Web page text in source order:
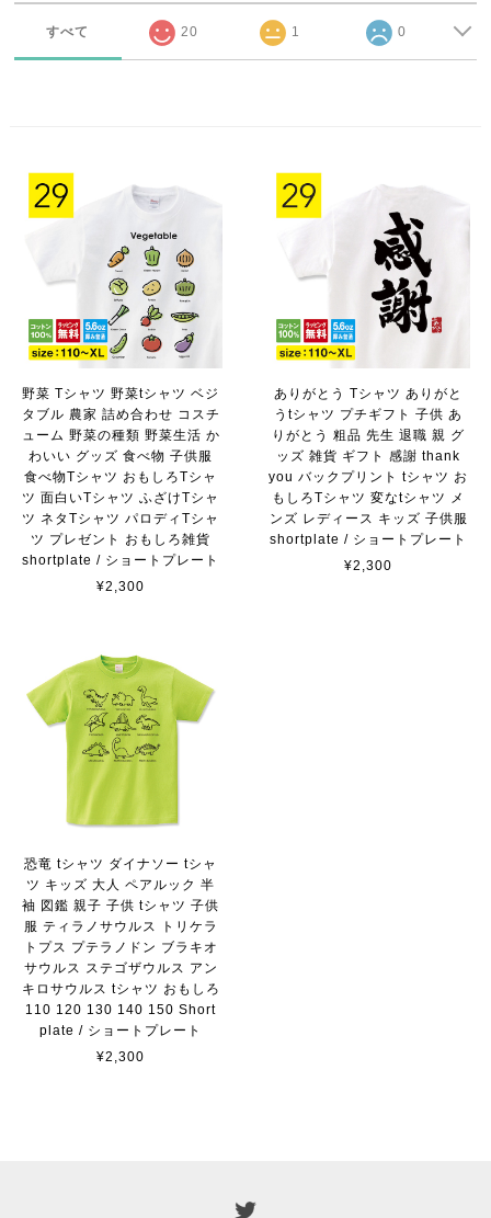
すべて 20 1 0
野菜 Tシャツ 野菜tシャツ ベジ
タブル 農家 詰め合わせ コスチ
ューム 野菜の種類 野菜生活 か
わいい グッズ 食べ物 子供服
食べ物Tシャツ おもしろTシャ
ツ 面白いTシャツ ふざけTシャ
ツ ネタTシャツ パロディTシャ
ツ プレゼント おもしろ雑貨
shortplate / ショートプレート
¥2,300
ありがとう Tシャツ ありがと
うtシャツ プチギフト 子供 あ
りがとう 粗品 先生 退職 親 グ
ッズ 雑貨 ギフト 感謝 thank
you バックプリント tシャツ お
もしろTシャツ 変なtシャツ メ
ンズ レディース キッズ 子供服
shortplate / ショートプレート
¥2,300
恐竜 tシャツ ダイナソー tシャ
ツ キッズ 大人 ペアルック 半
袖 図鑑 親子 子供 tシャツ 子供
服 ティラノサウルス トリケラ
トプス プテラノドン ブラキオ
サウルス ステゴザウルス アン
キロサウルス tシャツ おもしろ
110 120 130 140 150 Short
plate / ショートプレート
¥2,300